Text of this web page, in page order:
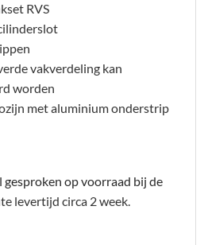
RVS
vakverdeling kan
worden
met aluminium onderstrip
op voorraad bij de
levertijd circa 2 week.